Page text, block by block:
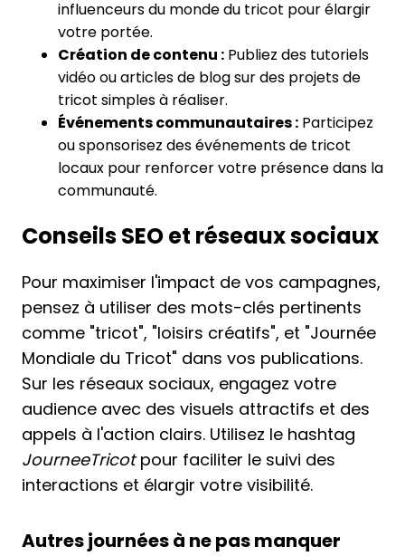
influenceurs du monde du tricot pour élargir
votre portée.
Création de contenu : Publiez des tutoriels
vidéo ou articles de blog sur des projets de
tricot simples à réaliser.
Événements communautaires : Participez
ou sponsorisez des événements de tricot
locaux pour renforcer votre présence dans la
communauté.
Conseils SEO et réseaux sociaux
Pour maximiser l'impact de vos campagnes,
pensez à utiliser des mots-clés pertinents
comme "tricot", "loisirs créatifs", et "Journée
Mondiale du Tricot" dans vos publications.
Sur les réseaux sociaux, engagez votre
audience avec des visuels attractifs et des
appels à l'action clairs. Utilisez le hashtag
JourneeTricotpour faciliter le suivi des
interactions et élargir votre visibilité.
Autres journées à ne pas manquer